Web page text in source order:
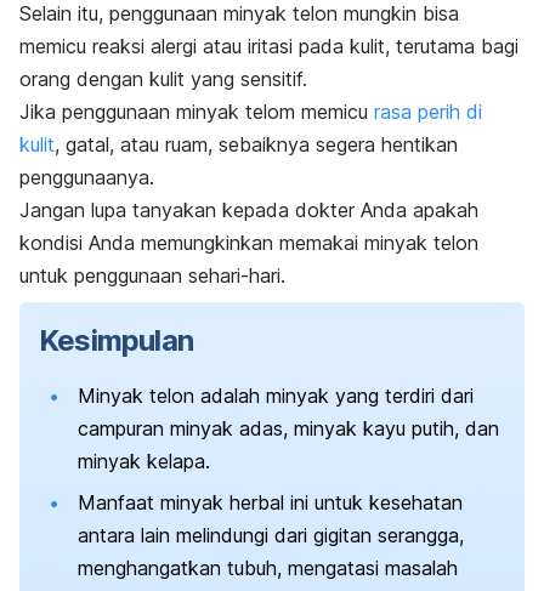
Selain itu, penggunaan minyak telon mungkin bisa
memicu reaksi alergi atau iritasi pada kulit, terutama bagi
orang dengan kulit yang sensitif.
Jika penggunaan minyak telom memicu rasa perih di
kulit, gatal, atau ruam, sebaiknya segera hentikan
penggunaanya.
Jangan lupa tanyakan kepada dokter Anda apakah
kondisi Anda memungkinkan memakai minyak telon
untuk penggunaan sehari-hari.
Kesimpulan
Minyak telon adalah minyak yang terdiri dari
campuran minyak adas, minyak kayu putih, dan
minyak kelapa.
Manfaat minyak herbal ini untuk kesehatan
antara lain melindungi dari gigitan serangga,
menghangatkan tubuh, mengatasi masalah